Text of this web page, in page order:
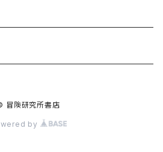
冒険研究所書店
by